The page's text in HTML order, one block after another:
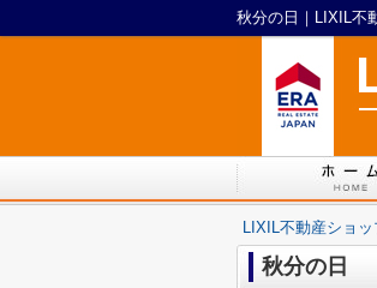
秋分の日｜LIXIL不
LIXIL不動産ショ
秋分の日